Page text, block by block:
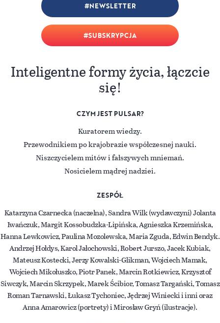
SUBSKRYPCJA
NEWSLETTER
Inteligentne formy życia, łączcie
się!
CZYM JEST PULSAR?
Kuratorem wiedzy.
Przewodnikiem po krajobrazie współczesnej nauki.
Niszczycielem mitów i fałszywych mniemań.
Nosicielem mądrej nadziei.
ZESPÓŁ
Katarzyna Czarnecka (naczelna), Sandra Wilk (wydawczyni) Jolanta
Iwańczuk, Margit Kossobudzka-Lipińska, Agnieszka Krzemińska,
Hanna Lewkowicz, Paulina Mozolewska, Maria Zguda, Edwin Bendyk.
Andrzej Hołdys, Karol Jałochowski, Robert Jurszo, Jacek Kubiak,
Mateusz Kostecki, Jerzy Kowalski-Glikman, Wojciech Mamak,
Wojciech Mikołuszko, Piotr Panek, Marcin Rotkiewicz, Krzysztof
Siwczyk, Marcin Skrzypek, Marek Ścibior, Tomasz Targański, Tomasz
Roman Tarnawski, Łukasz Tychoniec, Jędrzej Winiecki i inni oraz
Anna Amarowicz (portrety) i Mirosław Gryń (ilustracje).